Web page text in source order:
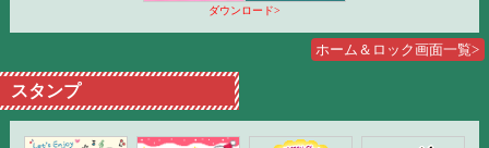
ダウンロード>
ホーム＆ロック画面一覧>
スタンプ